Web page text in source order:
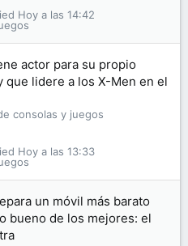
Hoy a las 14:42
actor para su propio
que lidere a los X-Men en el
consolas y juegos
Hoy a las 13:33
un móvil más barato
bueno de los mejores: el